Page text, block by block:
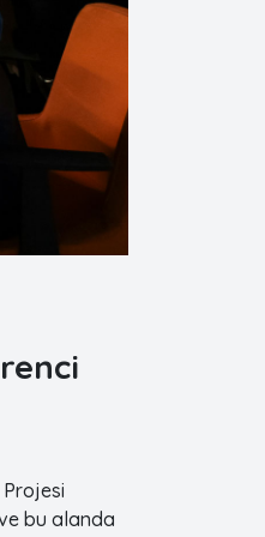
bu alanda